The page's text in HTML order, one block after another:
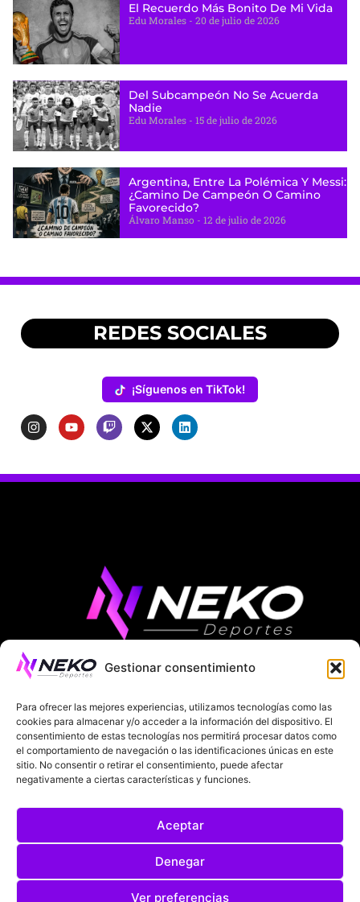
Gestionar consentimiento
Para ofrecer las mejores experiencias, utilizamos tecnologías como las
cookies para almacenar y/o acceder a la información del dispositivo. El
consentimiento de estas tecnologías nos permitirá procesar datos como
el comportamiento de navegación o las identificaciones únicas en este
sitio. No consentir o retirar el consentimiento, puede afectar
negativamente a ciertas características y funciones.
Aceptar
Denegar
Ver preferencias
El Recuerdo Más Bonito De Mi Vida
Edu Morales 20 de julio de 2026
Del Subcampeón No Se Acuerda
Nadie
Edu Morales 15 de julio de 2026
Argentina, Entre La Polémica Y Messi:
¿camino De Campeón O Camino
Favorecido?
Álvaro Manso 12 de julio de 2026
REDES SOCIALES
¡Síguenos en TikTok!
ÚLTIMAS NOTICIAS COMPETICIONES EUROPEAS
LA LIGA MUNDIAL 2026 FÚTBOL INTERNACIONAL
SOBRE NOSOTROS
POLÍTICA DE PRIVACIDAD
POLÍTICA DE COOKIES